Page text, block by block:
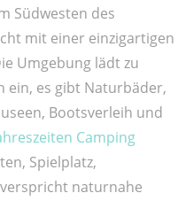
Südwesten des
mit einer einzigartigen
Umgebung lädt zu
ein, es gibt Naturbäder,
Bootsverleih und
Camping
Spielplatz,
naturnahe